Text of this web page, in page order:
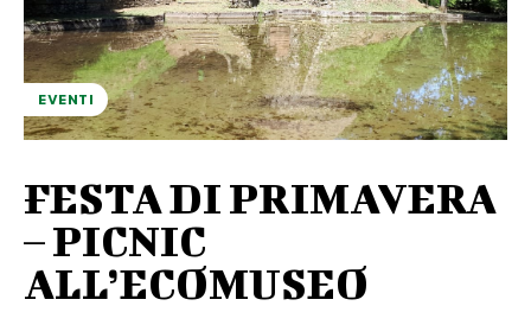
EVENTI
FESTA DI PRIMAVERA
– PICNIC
ALL’ECOMUSEO